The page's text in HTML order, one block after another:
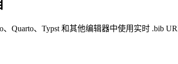
、Quarto、Typst 和其他编辑器中使用实时 .bib